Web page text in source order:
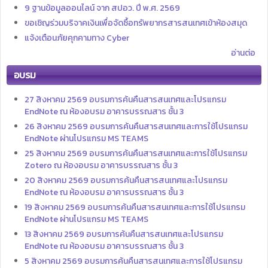
9 ฐานข้อมูลออนไลน์ จาก สปอว. ปี พ.ศ. 2569
ขอเชิญร่วมบริจาคเงินเพื่อจัดซื้อทรัพยากรสารสนเทศเข้าห้องสมุด
แจ้งเตือนภัยคุกคามทาง Cyber
อ่านต่อ
อบรม
27 สิงหาคม 2569 อบรมการค้นคืนสารสนเทศและโปรแกรม
EndNote ณ ห้องอบรม อาคารบรรณสาร ชั้น 3
26 สิงหาคม 2569 อบรมการค้นคืนสารสนเทศและการใช้โปรแกรม
EndNote ผ่านโปรแกรม MS TEAMS
25 สิงหาคม 2569 อบรมการค้นคืนสารสนเทศและการใช้โปรแกรม
Zotero ณ ห้องอบรม อาคารบรรณสาร ชั้น 3
20 สิงหาคม 2569 อบรมการค้นคืนสารสนเทศและโปรแกรม
EndNote ณ ห้องอบรม อาคารบรรณสาร ชั้น 3
19 สิงหาคม 2569 อบรมการค้นคืนสารสนเทศและการใช้โปรแกรม
EndNote ผ่านโปรแกรม MS TEAMS
13 สิงหาคม 2569 อบรมการค้นคืนสารสนเทศและโปรแกรม
EndNote ณ ห้องอบรม อาคารบรรณสาร ชั้น 3
5 สิงหาคม 2569 อบรมการค้นคืนสารสนเทศและการใช้โปรแกรม